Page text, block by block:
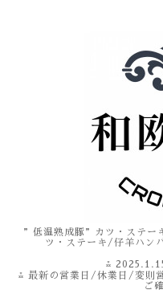
”低温熟成豚”カツ・ステ
ツ・ステーキ/仔羊ハン
⁂
⁂ 最新の営業日/休業日/変則
ご